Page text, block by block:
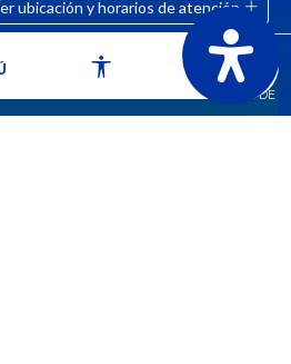
ubicación y horarios de atención